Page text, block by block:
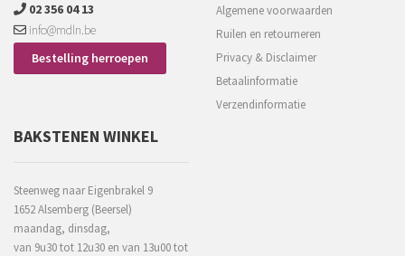
02 356 04 13
info@mdln.be
Bestelling herroepen
BAKSTENEN WINKEL
Steenweg naar Eigenbrakel 9
1652 Alsemberg (Beersel)
maandag, dinsdag,
van 9u30 tot 12u30 en van 13u00 tot
Algemene voorwaarden
Ruilen en retourneren
Privacy & Disclaimer
Betaalinformatie
Verzendinformatie